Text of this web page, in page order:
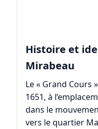
Histoire et
Mirabeau
Le « Grand Cours
1651, à
dans le
vers le quartier